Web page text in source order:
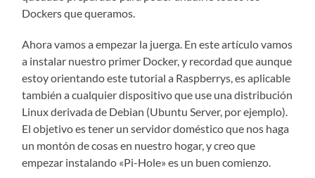
Dockers que queramos.
Ahora vamos a empezar la juerga. En este artículo vamos
a instalar nuestro primer Docker, y recordad que aunque
estoy orientando este tutorial a Raspberrys, es aplicable
también a cualquier dispositivo que use una distribución
Linux derivada de Debian (Ubuntu Server, por ejemplo).
El objetivo es tener un servidor doméstico que nos haga
un montón de cosas en nuestro hogar, y creo que
empezar instalando «Pi-Hole» es un buen comienzo.